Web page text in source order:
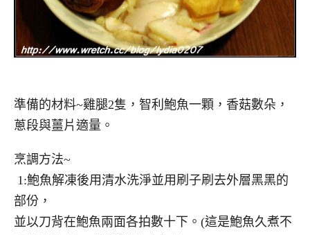
準備的材料~雞腿2隻，智利鮑魚一顆，香菇數朵，
蔥段與薑片適量。
烹調方法~
1:鮑魚解凍後用清水洗淨並用刷子刷去外層黑黑的
部份，
並以刀背在鮑魚兩面各拍數十下。(這是鮑魚久煮不